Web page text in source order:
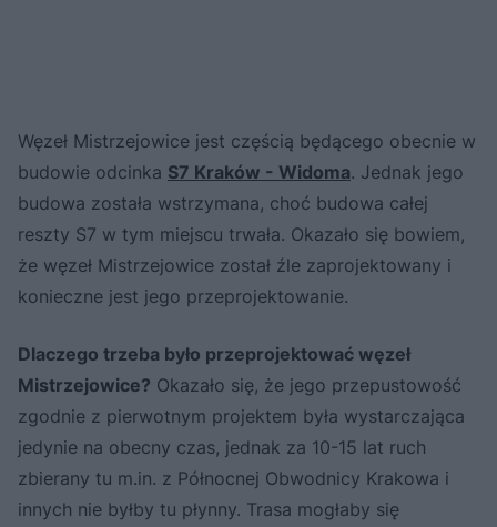
Węzeł Mistrzejowice jest częścią będącego obecnie w
budowie odcinka S7 Kraków - Widoma. Jednak jego
budowa została wstrzymana, choć budowa całej
reszty S7 w tym miejscu trwała. Okazało się bowiem,
że węzeł Mistrzejowice został źle zaprojektowany i
konieczne jest jego przeprojektowanie.
Dlaczego trzeba było przeprojektować węzeł
Mistrzejowice? Okazało się, że jego przepustowość
zgodnie z pierwotnym projektem była wystarczająca
jedynie na obecny czas, jednak za 10-15 lat ruch
zbierany tu m.in. z Północnej Obwodnicy Krakowa i
innych nie byłby tu płynny. Trasa mogłaby się